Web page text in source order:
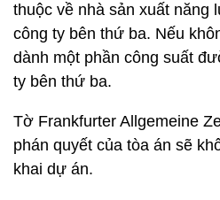
thuộc về nhà sản xuất năng
công ty bên thứ ba. Nếu
dành một phần công suất
ty bên thứ ba.
Tờ Frankfurter Allgemeine
phán quyết của tòa án sẽ
khai dự án.